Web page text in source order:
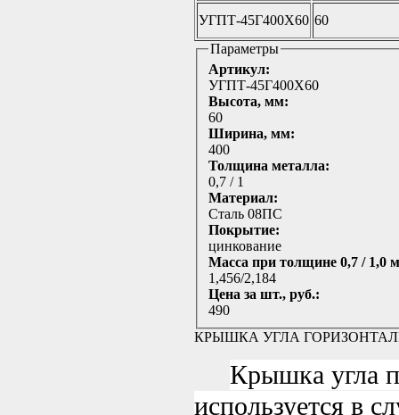
УГПТ-45Г400Х60 60
Параметры
Артикул:
УГПТ-45Г400Х60
Высота, мм:
60
Ширина, мм:
400
Толщина металла:
0,7 / 1
Материал:
Сталь 08ПС
Покрытие:
цинкование
Масса при толщине 0,7 / 1,0
1,456/2,184
Цена за шт., руб.:
490
КРЫШКА УГЛА
Крышка угла
используется в